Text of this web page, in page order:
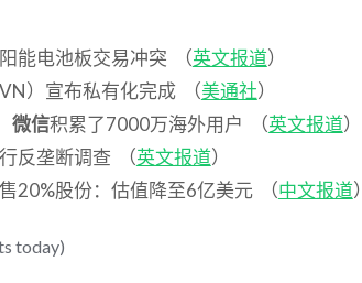
能电池板交易冲突 （英文报道）
）宣布私有化完成 （美通社）
微信积累了7000万海外用户 （英文报道）
反垄断调查 （英文报道）
20%股份：估值降至6亿美元 （中文报道）
today)